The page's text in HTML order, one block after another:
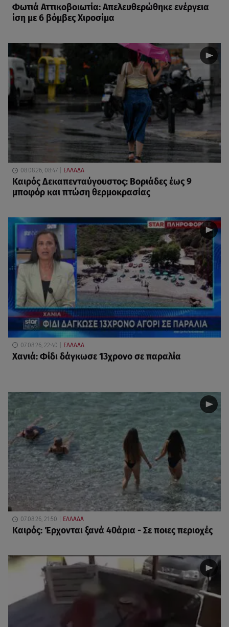
Φωτιά Αττικοβοιωτία: Απελευθερώθηκε ενέργεια
ίση με 6 βόμβες Χιροσίμα
08.08.26, 08:47 ΕΛΛΑΔΑ
Καιρός Δεκαπενταύγουστος: Βοριάδες έως 9
μποφόρ και πτώση θερμοκρασίας
07.08.26, 22:40 ΕΛΛΑΔΑ
Χανιά: Φίδι δάγκωσε 13χρονο σε παραλία
07.08.26, 21:50 ΕΛΛΑΔΑ
Καιρός: Έρχονται ξανά 40άρια - Σε ποιες περιοχές